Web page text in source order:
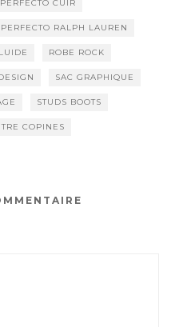
PERFECTO CUIR
PERFECTO RALPH LAUREN
ROBE ROCK
SAC GRAPHIQUE
STUDS BOOTS
COPINES